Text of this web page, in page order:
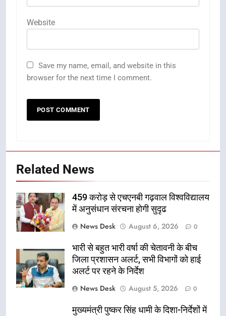
Website
Save my name, email, and website in this
browser for the next time I comment.
Related News
459 करोड़ से एचएनबी गढ़वाल विश्वविद्यालय
में अनुसंधान संरचना होगी सुदृढ
News Desk
August 6, 2026 0
भारी से बहुत भारी वर्षा की चेतावनी के बीच
जिला प्रशासन अलर्ट, सभी विभागों को हाई
अलर्ट पर रहने के निर्देश
News Desk
August 5, 2026 0
मुख्यमंत्री पुष्कर सिंह धामी के दिशा-निर्देशों में